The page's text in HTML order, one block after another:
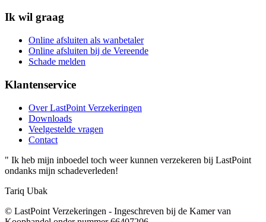
Ik wil graag
Online afsluiten als wanbetaler
Online afsluiten bij de Vereende
Schade melden
Klantenservice
Over LastPoint Verzekeringen
Downloads
Veelgestelde vragen
Contact
" Ik heb mijn inboedel toch weer kunnen verzekeren bij LastPoint
ondanks mijn schadeverleden!
Tariq Ubak
© LastPoint Verzekeringen - Ingeschreven bij de Kamer van